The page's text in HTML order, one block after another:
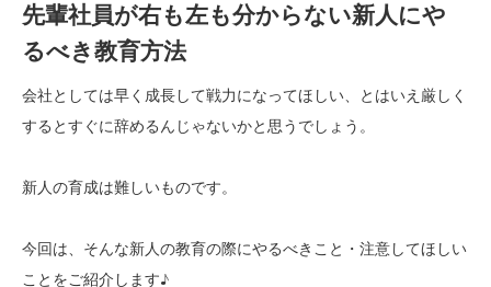
先輩社員が右も左も分からない新人にや
るべき教育方法
会社としては早く成長して戦力になってほしい、とはいえ厳しく
するとすぐに辞めるんじゃないかと思うでしょう。
新人の育成は難しいものです。
今回は、そんな新人の教育の際にやるべきこと・注意してほしい
ことをご紹介します♪